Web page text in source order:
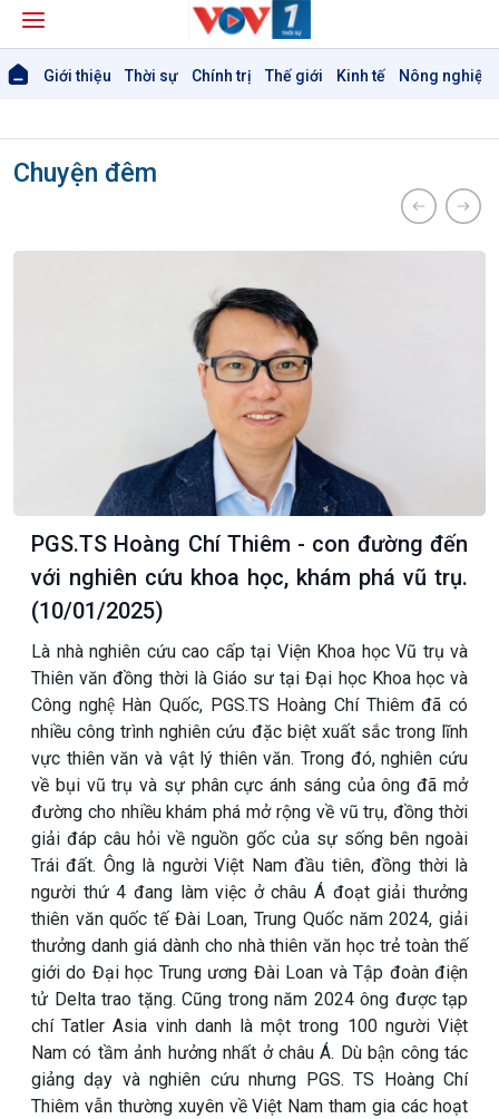
Giới thiệu Thời sự Chính trị Thế giới Kinh tế Nông nghiệp
Chuyện đêm
PGS.TS Hoàng Chí Thiêm - con đường đến
với nghiên cứu khoa học, khám phá vũ trụ.
(10/01/2025)
Là nhà nghiên cứu cao cấp tại Viện Khoa học Vũ trụ và
Thiên văn đồng thời là Giáo sư tại Đại học Khoa học và
Công nghệ Hàn Quốc, PGS.TS Hoàng Chí Thiêm đã có
nhiều công trình nghiên cứu đặc biệt xuất sắc trong lĩnh
vực thiên văn và vật lý thiên văn. Trong đó, nghiên cứu
về bụi vũ trụ và sự phân cực ánh sáng của ông đã mở
đường cho nhiều khám phá mở rộng về vũ trụ, đồng thời
giải đáp câu hỏi về nguồn gốc của sự sống bên ngoài
Trái đất. Ông là người Việt Nam đầu tiên, đồng thời là
người thứ 4 đang làm việc ở châu Á đoạt giải thưởng
thiên văn quốc tế Đài Loan, Trung Quốc năm 2024, giải
thưởng danh giá dành cho nhà thiên văn học trẻ toàn thế
giới do Đại học Trung ương Đài Loan và Tập đoàn điện
tử Delta trao tặng. Cũng trong năm 2024 ông được tạp
chí Tatler Asia vinh danh là một trong 100 người Việt
Nam có tầm ảnh hưởng nhất ở châu Á. Dù bận công tác
giảng dạy và nghiên cứu nhưng PGS. TS Hoàng Chí
Thiêm vẫn thường xuyên về Việt Nam tham gia các hoạt